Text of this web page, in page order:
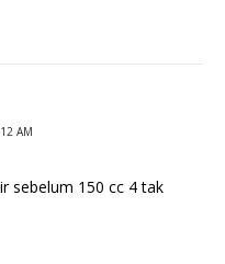
AM
sebelum 150 cc 4 tak